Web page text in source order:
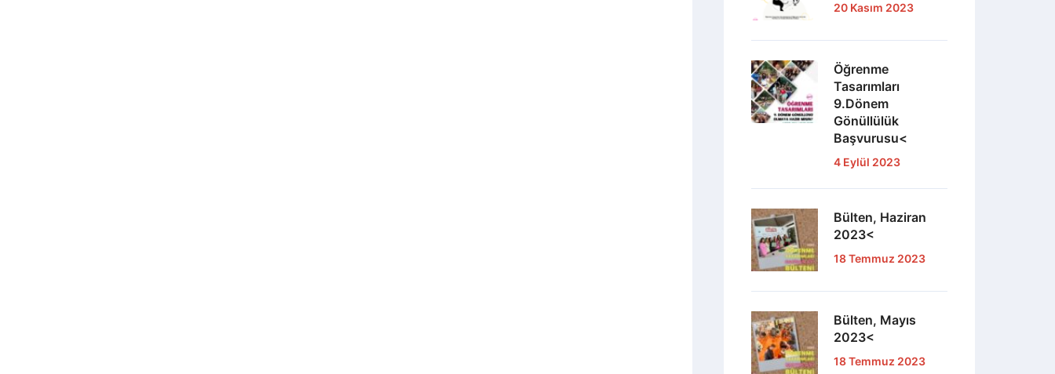
20 Kasım 2023
Öğrenme
Tasarımları
9.Dönem
Gönüllülük
Başvurusu<
4 Eylül 2023
Bülten, Haziran
2023<
18 Temmuz 2023
Bülten, Mayıs
2023<
18 Temmuz 2023